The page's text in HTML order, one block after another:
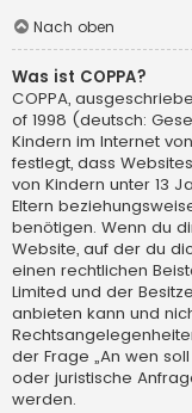
Nach oben
Was ist COPPA?
COPPA,
of 1998 (deutsch:
Kindern im Internet
festlegt, dass
von Kindern unter 13
Eltern
benötigen. Wenn du
Website, auf der du
einen rechtlichen
Limited und der
anbieten kann und
der Frage „An wen
oder juristische
werden.